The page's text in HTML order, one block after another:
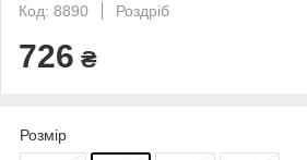
Код: 8890
Роздріб
726 ₴
Розмір